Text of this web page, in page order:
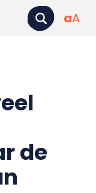
aA
de